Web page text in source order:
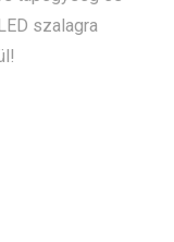
szalagra